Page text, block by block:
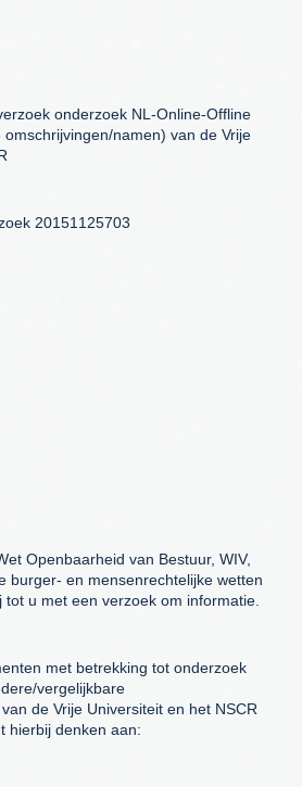
onderzoek NL-Online-Offline
namen) van de Vrije
20151125703
Openbaarheid van Bestuur, WIV,
burger- en mensenrechtelijke wetten
u met een verzoek om informatie.
met betrekking tot onderzoek
vergelijkbare
de Vrije Universiteit en het NSCR
hierbij denken aan: